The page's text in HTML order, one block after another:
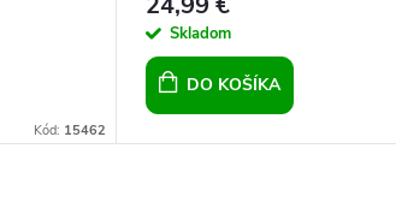
Kód: 15462
Skladom
DO KOŠÍKA